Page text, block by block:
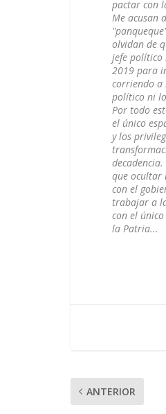
pactar con
​Me acusan
olvidan de
jefe político
2019 para
corriendo a
político ni
​Por todo
el único
y los
que ocultar
con el
trabajar a
con el
la Patria...
ANTERIOR